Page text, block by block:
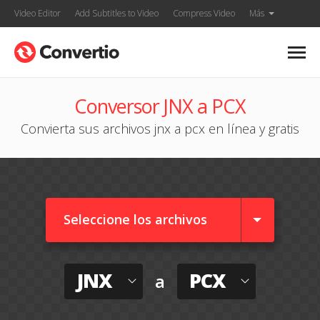
Video Editor Add Subtitles to Video Compress Video Más
Conversor JNX a PCX
Convierta sus archivos jnx a pcx en línea y gratis
Seleccione los archivos
JNX a PCX